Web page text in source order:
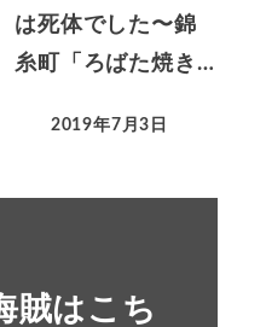
は死体でした〜錦
糸町「ろばた焼き…
2019年7月3日
賊はこち